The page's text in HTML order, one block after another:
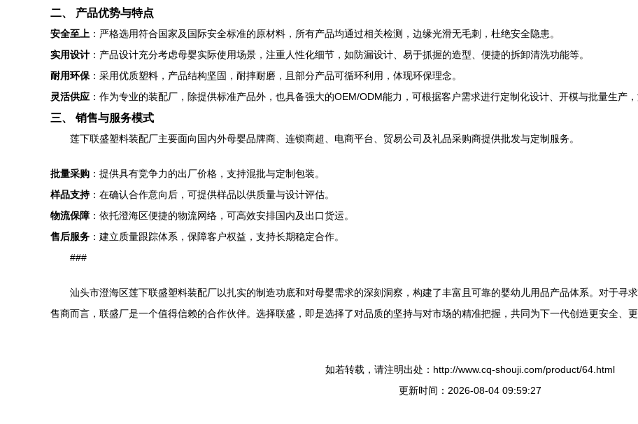
二、 产品优势与特点
安全至上 ：严格选用符合国家及国际安全标准的原材料，所有产品均通过相关检测，边缘光滑无毛刺，杜绝安全隐患。
实用设计 ：产品设计充分考虑母婴实际使用场景，注重人性化细节，如防漏设计、易于抓握的造型、便捷的拆卸清洗功能等。
耐用环保 ：采用优质塑料，产品结构坚固，耐摔耐磨，且部分产品可循环利用，体现环保理念。
灵活供应 ：作为专业的装配厂，除提供标准产品外，也具备强大的OEM/ODM能力，可根据客户需求进行定制化设计、开模与批量生产
三、 销售与服务模式
莲下联盛塑料装配厂主要面向国内外母婴品牌商、连锁商超、电商平台、贸易公司及礼品采购商提供批发与定制服务。
批量采购 ：提供具有竞争力的出厂价格，支持混批与定制包装。
样品支持：在确认合作意向后，可提供样品以供质量与设计评估。
物流保障 ：依托澄海区便捷的物流网络，可高效安排国内及出口货运。
售后服务 ：建立质量跟踪体系，保障客户权益，支持长期稳定合作。
###
汕头市澄海区莲下联盛塑料装配厂以扎实的制造功底和对母婴需求的深刻洞察，构建了丰富且可靠的婴幼儿用品产品体系。对于寻
售商而言，联盛厂是一个值得信赖的合作伙伴。选择联盛，即是选择了对品质的坚持与对市场的精准把握，共同为下一代创造更安全、更
如若转载，请注明出处：http://www.cq-shouji.com/product/64.html
更新时间：2026-08-04 09:59:27